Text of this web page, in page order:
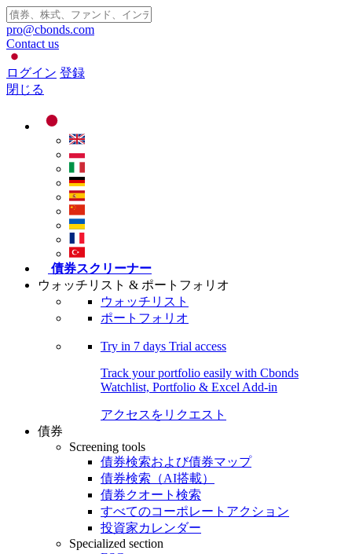
pro@cbonds.com
Contact us
ログイン 登録
閉じる
債券スクリーナー
ウォッチリスト & ポートフォリオ
ウォッチリスト
ポートフォリオ
Try in 7 days Trial access
Track your portfolio easily with Cbonds
Watchlist, Portfolio & Excel Add-in
アクセスをリクエスト
債券
Screening tools
債券検索および債券マップ
債券検索（AI搭載）
債券クオート検索
すべてのコーポレートアクション
投資家カレンダー
Specialized section